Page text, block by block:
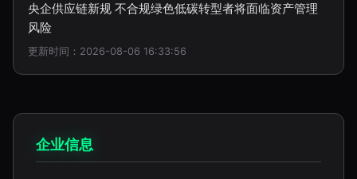
央企供应链新规 不合规绿色低碳转型者将面临资产管理
风险
更新时间：2026-08-06 16:33:56
企业信息